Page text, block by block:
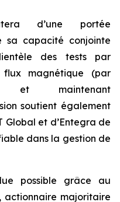
d’une portée
capacité conjointe
des tests par
magnétique (par
et maintenant
soutient également
Global et d’Entegra de
dans la gestion de
possible grâce au
actionnaire majoritaire